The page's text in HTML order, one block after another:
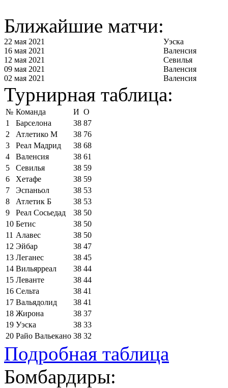
Ближайшие матчи:
22 мая 2021
Уэска
16 мая 2021
Валенсия
12 мая 2021
Севилья
09 мая 2021
Валенсия
02 мая 2021
Валенсия
Турнирная таблица:
№ Команда И О
1
Барселона 38 87
2
Атлетико М 38 76
3
Реал Мадрид 38 68
4
Валенсия 38 61
5
Севилья 38 59
6
Хетафе 38 59
7
Эспаньол 38 53
8
Атлетик Б 38 53
9
Реал Сосьедад 38 50
10 Бетис 38 50
11 Алавес 38 50
12 Эйбар 38 47
13 Леганес 38 45
14 Вильярреал 38 44
15 Леванте 38 44
16 Сельта 38 41
17 Вальядолид 38 41
18 Жирона 38 37
19 Уэска 38 33
20 Райо Вальекано 38 32
Подробная таблица
Бомбардиры: